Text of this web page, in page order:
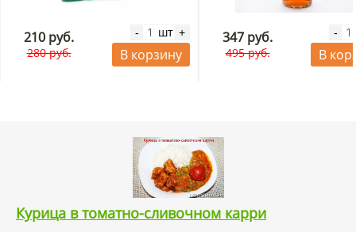
210 руб.
280 руб.
- шт +
В корзину
347 руб.
495 руб.
-
В
Курица в томатно-сливочном карри